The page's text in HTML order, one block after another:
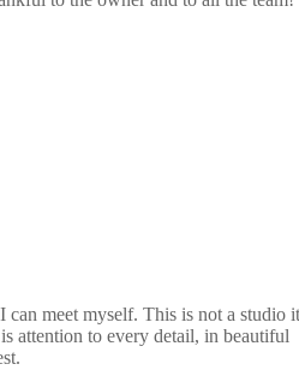
meet myself. This is not a studio it
attention to every detail, in beautiful